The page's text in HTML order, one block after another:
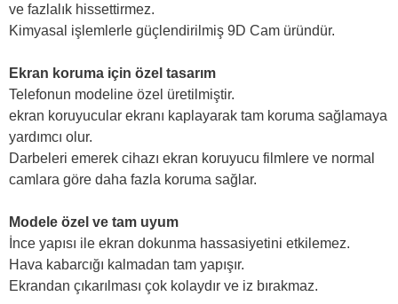
ve fazlalık hissettirmez.
Kimyasal işlemlerle güçlendirilmiş 9D Cam üründür.
Ekran koruma için özel tasarım
Telefonun modeline özel üretilmiştir.
ekran koruyucular ekranı kaplayarak tam koruma sağlamaya
yardımcı olur.
Darbeleri emerek cihazı ekran koruyucu filmlere ve normal
camlara göre daha fazla koruma sağlar.
Modele özel ve tam uyum
İnce yapısı ile ekran dokunma hassasiyetini etkilemez.
Hava kabarcığı kalmadan tam yapışır.
Ekrandan çıkarılması çok kolaydır ve iz bırakmaz.